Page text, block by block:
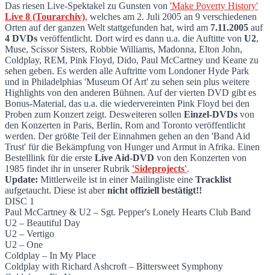
'Live 8' DVD Veröffentlichung am 7.
Das riesen Live-Spektakel zu Gunsten von 'Make Poverty History'
Live 8 (Tourarchiv), welches am 2. Juli 2005 an 9 verschiedenen
Orten auf der ganzen Welt stattgefunden hat, wird am 7.11.2005 auf
4 DVDs veröffentlicht. Dort wird es dann u.a. die Auftitte von U2,
Muse, Scissor Sisters, Robbie Williams, Madonna, Elton John,
Coldplay, REM, Pink Floyd, Dido, Paul McCartney und Keane zu
sehen geben. Es werden alle Auftritte vom Londoner Hyde Park
und in Philadelphias 'Museum Of Art' zu sehen sein plus weitere
Highlights von den anderen Bühnen. Auf der vierten DVD gibt es
Bonus-Material, das u.a. die wiedervereinten Pink Floyd bei den
Proben zum Konzert zeigt. Desweiteren sollen Einzel-DVDs von
den Konzerten in Paris, Berlin, Rom and Toronto veröffentlicht
werden. Der größte Teil der Einnahmen gehen an den 'Band Aid
Trust' für die Bekämpfung von Hunger und Armut in Afrika. Einen
Bestelllink für die erste Live Aid-DVD von den Konzerten von
1985 findet ihr in unserer Rubrik 'Sideprojects'.
Update: Mittlerweile ist in einer Mailingliste eine Tracklist
aufgetaucht. Diese ist abernicht offiziell bestätigt!!
DISC 1
Paul McCartney & U2 – Sgt. Pepper's Lonely Hearts Club Band
U2 – Beautiful Day
U2 – Vertigo
U2 – One
Coldplay – In My Place
Coldplay with Richard Ashcroft – Bittersweet Symphony